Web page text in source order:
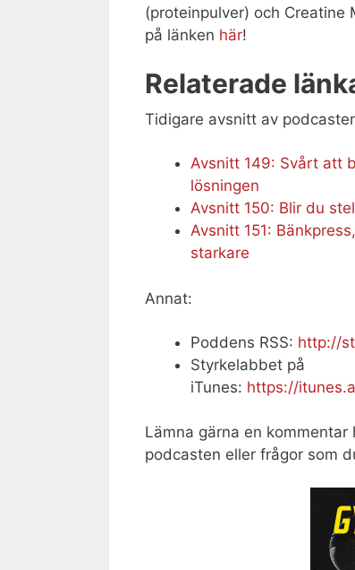
(proteinpulver) och
på länken här!
Relaterade
Tidigare avsnitt av
Avsnitt 149: Svårt att
lösningen
Avsnitt 150: Blir du
Avsnitt 151:
starkare
Annat:
Poddens RSS: http://
Styrkelabbet på
iTunes: https://
Lämna gärna en
podcasten eller frågor som